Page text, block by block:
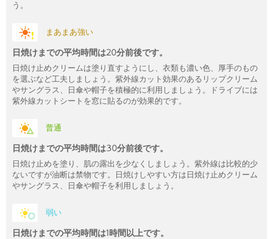
う。
まあまあ強い
日焼けまでの平均時間は20分前後です。
日焼け止めクリームは塗り直すようにし、衣類も濃い色、厚手のもの
を選ぶなど工夫しましょう。紫外線カット効果のあるリップクリーム
やサングラス、日傘や帽子を積極的に利用しましょう。ドライブには
紫外線カットシートを窓に貼るのが効果的です。
普通
日焼けまでの平均時間は30分前後です。
日焼け止めを塗り、肌の露出を少なくしましょう。紫外線は比較的少
ないですが油断は禁物です。日焼けしやすい方は日焼け止めクリーム
やサングラス、日傘や帽子を利用しましょう。
弱い
日焼けまでの平均時間は1時間以上です。